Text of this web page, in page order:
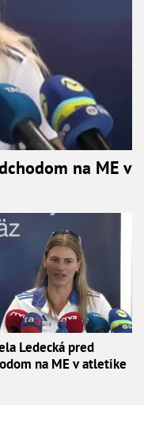
na ME v
Ledecká pred
na ME v atletike